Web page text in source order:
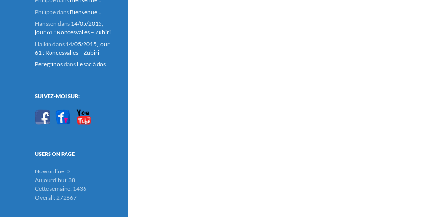
Philippedans Bienvenue…
Hanssen dans 14/05/2015,
jour 61 : Roncesvalles – Zubiri
Halkin dans 14/05/2015, jour
61 : Roncesvalles – Zubiri
Peregrinosdans Le sac à dos
SUIVEZ-MOI SUR:
USERS ON PAGE
Now online: 0
Aujourd'hui: 38
Cette semaine: 1436
Overall: 272667